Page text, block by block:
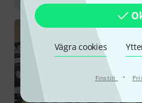
Vägra cookies
Finstilt ·